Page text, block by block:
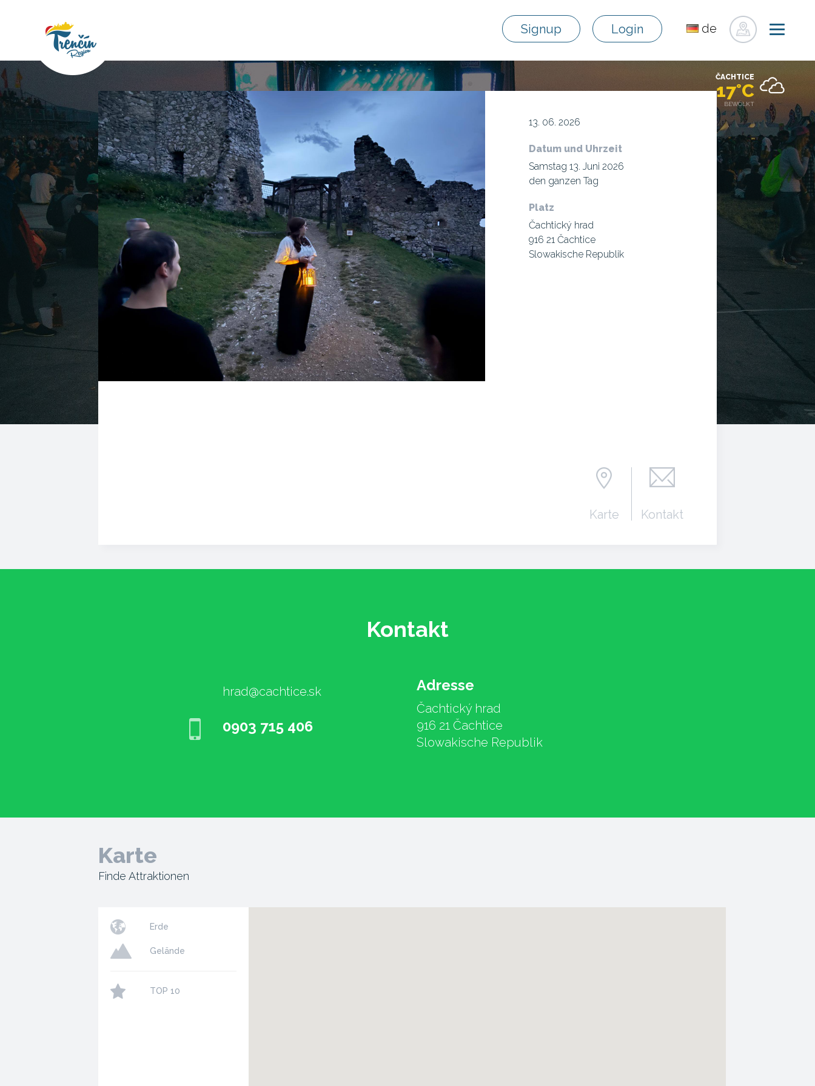
Signup Login
de
ČACHTICE
17°C
BEWÖLKT
13. 06. 2026
Datum und Uhrzeit
Samstag 13. Juni 2026
den ganzen Tag
Platz
Čachtický hrad
916 21 Čachtice
Slowakische Republik
Karte Kontakt
Kontakt
hrad@cachtice.sk
0903 715 406
Adresse
Čachtický hrad
916 21 Čachtice
Slowakische Republik
Karte
Finde Attraktionen
Erde
Gelände
TOP 10